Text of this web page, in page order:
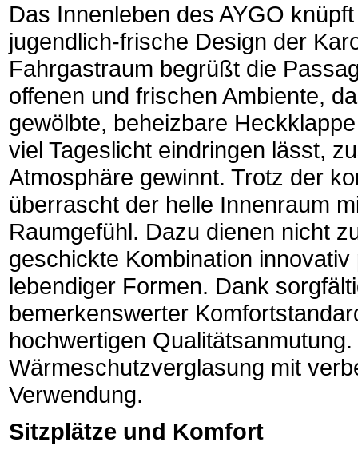
Das Innenleben des AYGO
jugendlich-frische Design der
Fahrgastraum begrüßt die
offenen und frischen Ambiente,
gewölbte, beheizbare
viel Tageslicht eindringen lässt,
Atmosphäre gewinnt. Trotz der
überrascht der helle Innenraum
Raumgefühl. Dazu dienen nicht
geschickte Kombination
lebendiger Formen. Dank
bemerkenswerter
hochwertigen
Wärmeschutzverglasung mit
Verwendung.
Sitzplätze und Komfort